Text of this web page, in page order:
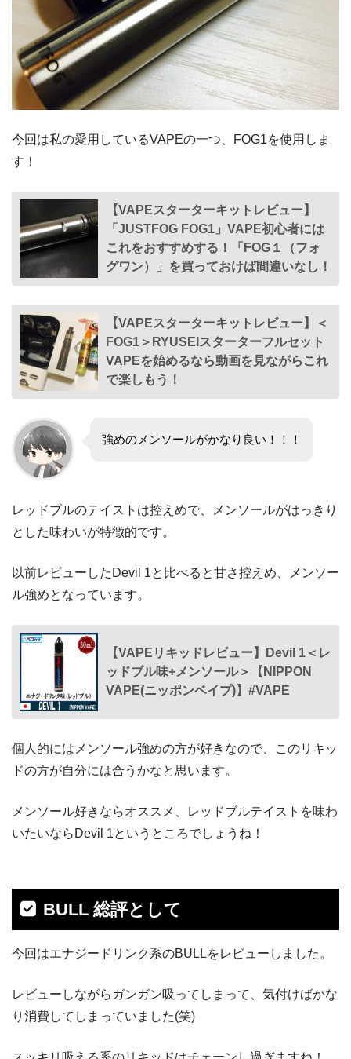
今回は私の愛用しているVAPEの一つ、FOG1を使用しま
す！
【VAPEスターターキットレビュー】
「JUSTFOG FOG1」VAPE初心者には
これをおすすめする！「FOG１（フォ
グワン）」を買っておけば間違いなし！
【VAPEスターターキットレビュー】＜
FOG1＞RYUSEIスターターフルセット
VAPEを始めるなら動画を見ながらこれ
で楽しもう！
強めのメンソールがかなり良い！！！
レッドブルのテイストは控えめで、メンソールがはっきり
とした味わいが特徴的です。
以前レビューしたDevil 1と比べると甘さ控えめ、メンソー
ル強めとなっています。
【VAPEリキッドレビュー】Devil 1＜レ
ッドブル味+メンソール＞【NIPPON
VAPE(ニッポンベイプ)】#VAPE
個人的にはメンソール強めの方が好きなので、このリキッ
ドの方が自分には合うかなと思います。
メンソール好きならオススメ、レッドブルテイストを味わ
いたいならDevil 1というところでしょうね！
BULL 総評として
今回はエナジードリンク系のBULLをレビューしました。
レビューしながらガンガン吸ってしまって、気付けばかな
り消費してしまっていました(笑)